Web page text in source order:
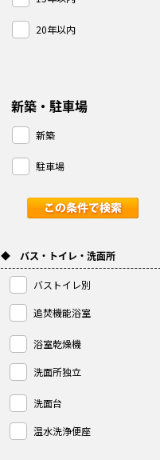
20年以内
新築・駐車場
新築
駐車場
◆ バス・トイレ・洗面所
バストイレ別
追焚機能浴室
浴室乾燥機
洗面所独立
洗面台
温水洗浄便座